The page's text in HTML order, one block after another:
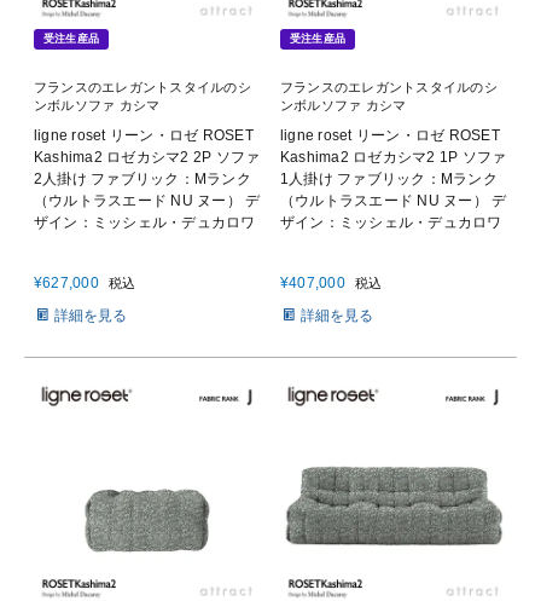
受注生産品
フランスのエレガントスタイルのシ
ンボルソファ カシマ
ligne roset リーン・ロゼ ROSET
Kashima2 ロゼカシマ2 2P ソファ
2人掛け ファブリック：Mランク
（ウルトラスエード NU ヌー） デ
ザイン：ミッシェル・デュカロワ
¥627,000 税込
詳細を見る
受注生産品
フランスのエレガントスタイルのシ
ンボルソファ カシマ
ligne roset リーン・ロゼ ROSET
Kashima2 ロゼカシマ2 1P ソファ
1人掛け ファブリック：Mランク
（ウルトラスエード NU ヌー） デ
ザイン：ミッシェル・デュカロワ
¥407,000 税込
詳細を見る